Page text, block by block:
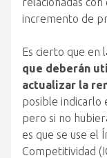
incremento de
Es cierto que en
que deberán
actualizar la
posible indicarlo
pero si no
es que se use el
Competitividad